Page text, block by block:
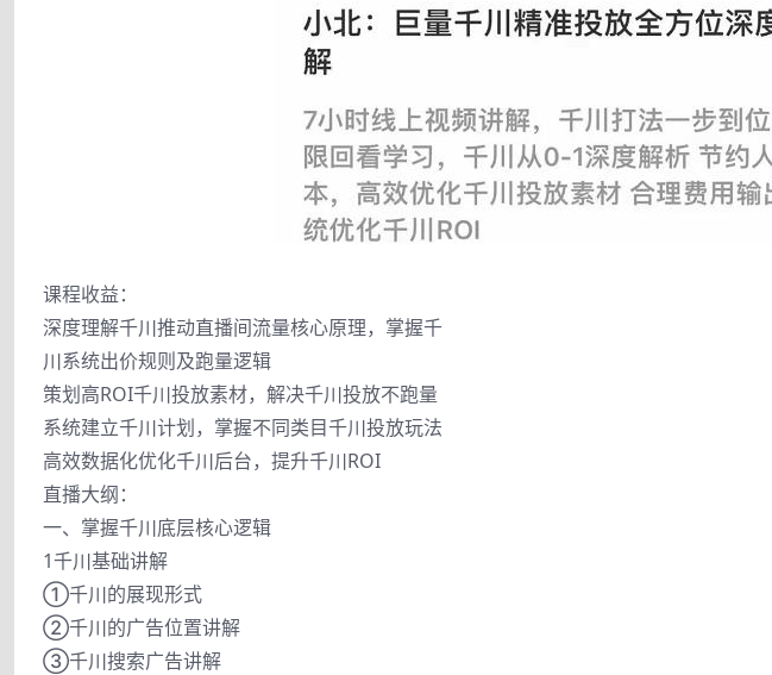
课程收益：
深度理解千川推动直播间流量核心原理，掌握千
川系统出价规则及跑量逻辑
策划高ROI千川投放素材，解决千川投放不跑量
系统建立千川计划，掌握不同类目千川投放玩法
高效数据化优化千川后台，提升千川ROI
直播大纲：
一、掌握千川底层核心逻辑
1千川基础讲解
①千川的展现形式
②千川的广告位置讲解
③千川搜索广告讲解